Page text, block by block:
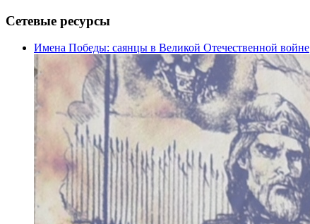
Сетевые ресурсы
Имена Победы: саянцы в Великой Отечественной войне